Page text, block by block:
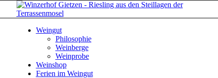
Weingut
Philosophie
Weinberge
Weinprobe
Weinshop
Ferien im Weingut